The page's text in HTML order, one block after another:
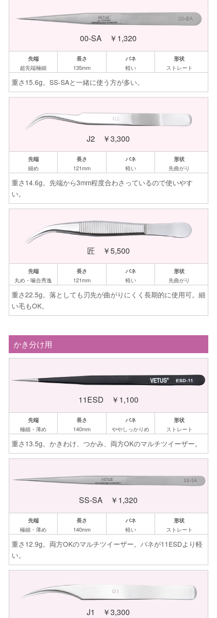
00-SA ￥1,320
超先端極細 135mm 軽い ストレート
重さ15.6g。SS-SAと一緒に使う方が多い。
J2 ￥3,300
細め 121mm 軽い 先曲がり
重さ14.6g。先端から3mm程度合わさっているので使いやす
い。
匠 ￥5,500
丸め・噛合秀逸 121mm 軽い 先曲がり
重さ22.5g。落としても刃先が曲がりにくく長期的に使用可。細
い毛もOK。
かき分け用
11ESD ￥1,100
極細・薄め 140mm ややしっかりめ ストレート
重さ13.5g。かきわけ、つかみ、両方OKのマルチツイーザー。
SS-SA ￥1,320
極細・薄め 140mm 軽い ストレート
重さ12.9g。両方OKのマルチツイーザー。バネが11ESDより軽
い。
J1 ￥3,300